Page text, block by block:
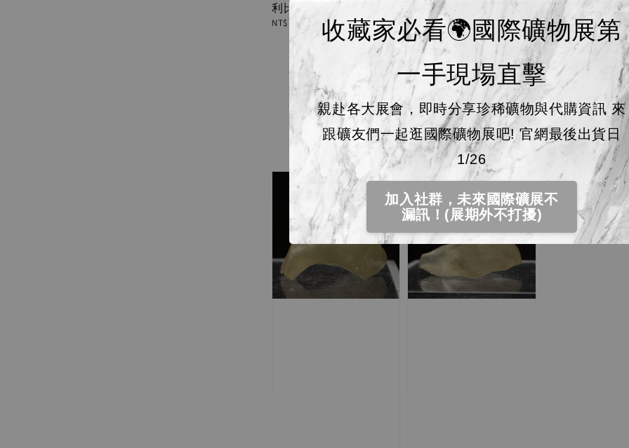
收藏家必看🌍國際礦物展第
一手現場直擊
親赴各大展會，即時分享珍稀礦物與代購資訊 來
跟礦友們一起逛國際礦物展吧! 官網最後出貨日
1/26
加入社群，未來國際礦展不
漏訊！(展期外不打擾)
利比亞隕石 22J83 5.7g
Regular
price
NT$ 770
黃金利比亞玻璃隕石
21L83001K 28.5g
Regular
NT$ 4,100
黃金利比亞玻璃
21L83001G 39.2g
Regular
NT$ 5,700